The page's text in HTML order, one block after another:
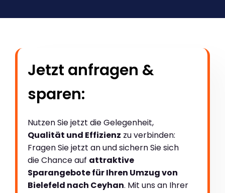
Jetzt anfragen &
sparen:
Nutzen Sie jetzt die Gelegenheit,
Qualität und Effizienz zu verbinden:
Fragen Sie jetzt an und sichern Sie sich
die Chance auf attraktive
Sparangebote für Ihren Umzug von
Bielefeld nach Ceyhan. Mit uns an Ihrer